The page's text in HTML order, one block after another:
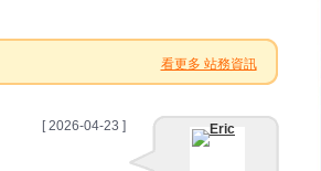
看更多 站務資訊
[ 2026-04-23 ]